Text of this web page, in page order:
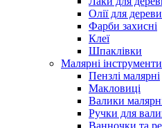
Олії для
Фарби захисні
Клеї
Шпаклівки
Малярні інструменти
Пензлі малярні
Макловиці
Валики
Ручки для
Ванночки та